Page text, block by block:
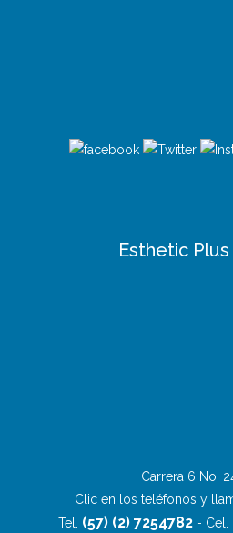
Esthetic
Carrera 6 No.
Clic en los teléfonos y
Tel. (57) (2) 7254782- Cel.